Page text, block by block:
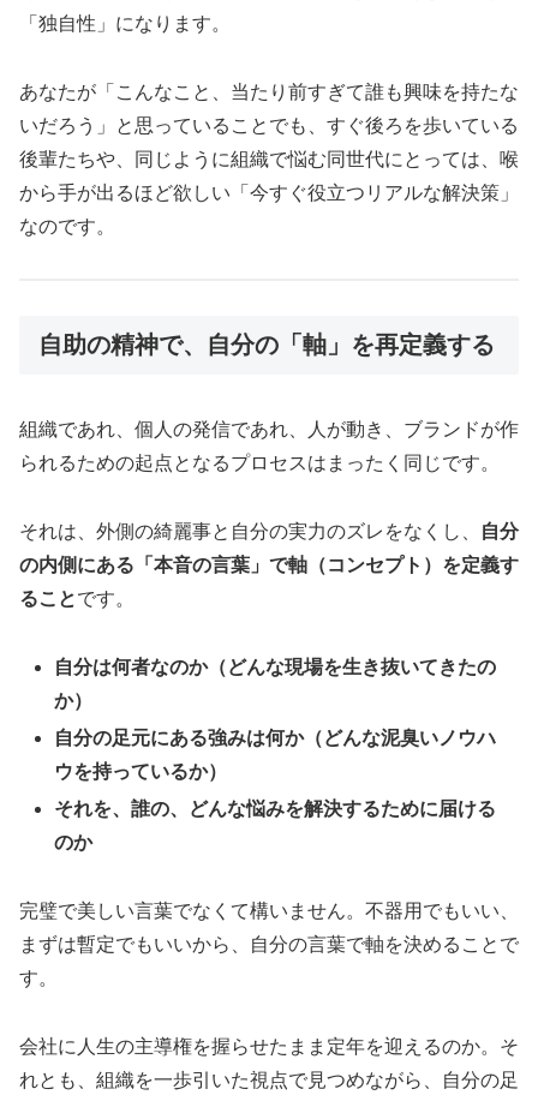
「独自性」になります。
あなたが「こんなこと、当たり前すぎて誰も興味を持たな
いだろう」と思っていることでも、すぐ後ろを歩いている
後輩たちや、同じように組織で悩む同世代にとっては、喉
から手が出るほど欲しい「今すぐ役立つリアルな解決策」
なのです。
自助の精神で、自分の「軸」を再定義する
組織であれ、個人の発信であれ、人が動き、ブランドが作
られるための起点となるプロセスはまったく同じです。
それは、外側の綺麗事と自分の実力のズレをなくし、
自分
の内側にある「本音の言葉」で軸（コンセプト）を定義す
ることです。
自分は何者なのか（どんな現場を生き抜いてきたの
か）
自分の足元にある強みは何か（どんな泥臭いノウハ
ウを持っているか）
それを、誰の、どんな悩みを解決するために届ける
のか
完璧で美しい言葉でなくて構いません。不器用でもいい、
まずは暫定でもいいから、自分の言葉で軸を決めることで
す。
会社に人生の主導権を握らせたまま定年を迎えるのか。そ
れとも、組織を一歩引いた視点で見つめながら、自分の足